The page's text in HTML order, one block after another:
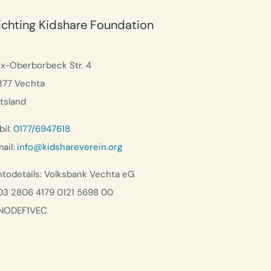
Kidshare Foundation
Oberborbeck Str. 4
Vechta
0177/6947618
info@kidshareverein.org
Volksbank Vechta eG
2806 4179 0121 5698 00